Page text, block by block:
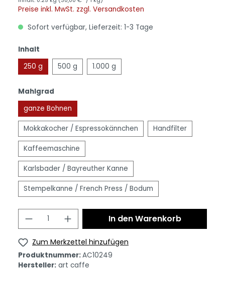
Preise inkl. MwSt. zzgl. Versandkosten
Sofort verfügbar, Lieferzeit: 1-3 Tage
Inhalt
250 g
500 g 1.000 g
Mahlgrad
ganze Bohnen
Mokkakocher / Espressokännchen Handfilter
Kaffeemaschine
Karlsbader / Bayreuther Kanne
Stempelkanne / French Press / Bodum
In den Warenkorb
Zum Merkzettel hinzufügen
Produktnummer:AC10249
Hersteller: art caffe